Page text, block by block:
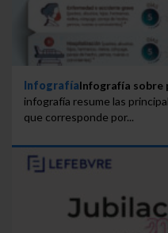
InfografíaInfografía sobre
infografía resume las
que corresponde por...